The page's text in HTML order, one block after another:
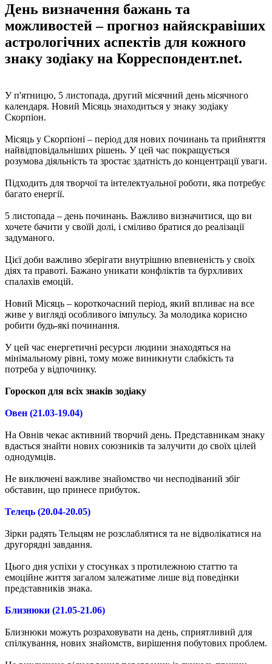
День визначення бажань та
можливостей – прогноз найяскравіших
астрологічних аспектів для кожного
знаку зодіаку на Корреспондент.net.
У п'ятницю, 5 листопада, другий місячний день місячного
календаря. Новий Місяць знаходиться у знаку зодіаку
Скорпіон.
Місяць у Скорпіоні – період для нових починань та прийняття
найвідповідальніших рішень. У цей час покращується
розумова діяльність та зростає здатність до концентрації уваги.
Підходить для творчої та інтелектуальної роботи, яка потребує
багато енергії.
5 листопада – день починань. Важливо визначитися, що ви
хочете бачити у своїй долі, і сміливо братися до реалізації
задуманого.
Цієї доби важливо зберігати внутрішню впевненість у своїх
діях та правоті. Бажано уникати конфліктів та бурхливих
спалахів емоцій.
Новий Місяць – короткочасний період, який впливає на все
живе у вигляді особливого імпульсу. За молодика корисно
робити будь-які починання.
У цей час енергетичні ресурси людини знаходяться на
мінімальному рівні, тому може виникнути слабкість та
потреба у відпочинку.
Гороскоп для всіх знаків зодіаку
Овен (21.03-19.04)
На Овнів чекає активний творчий день. Представникам знаку
вдасться знайти нових союзників та залучити до своїх цілей
однодумців.
Не виключені важливе знайомство чи несподіваний збіг
обставин, що принесе прибуток.
Телець (20.04-20.05)
Зірки радять Тельцям не розслаблятися та не відволікатися на
другорядні завдання.
Цього дня успіхи у стосунках з протилежною статтю та
емоційне життя загалом залежатиме лише від поведінки
представників знака.
Близнюки (21.05-21.06)
Близнюки можуть розраховувати на день, сприятливий для
спілкування, нових знайомств, вирішення побутових проблем.